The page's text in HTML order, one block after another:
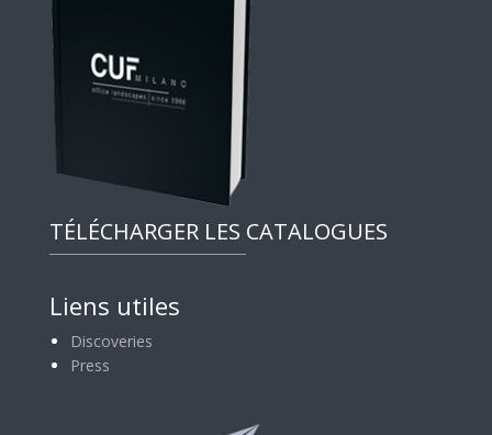
TÉLÉCHARGER LES CATALOGUES
Liens utiles
Discoveries
Press